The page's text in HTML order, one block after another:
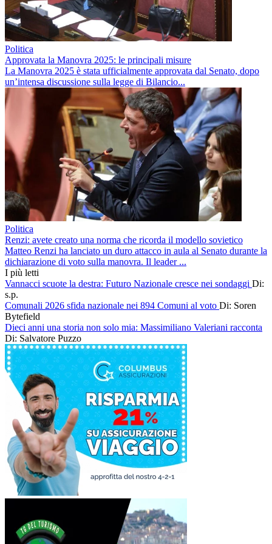
Politica
Approvata la Manovra 2025: le principali misure
La Manovra 2025 è stata ufficialmente approvata dal Senato, dopo
un’intensa discussione sulla legge di Bilancio...
Politica
Renzi: avete creato una norma che ricorda il modello sovietico
Matteo Renzi ha lanciato un duro attacco in aula al Senato durante la
dichiarazione di voto sulla manovra. Il leader ...
I più letti
Vannacci scuote la destra: Futuro Nazionale cresce nei sondaggi Di:
s.p.
Comunali 2026 sfida nazionale nei 894 Comuni al voto Di: Soren
Bytefield
Dieci anni una storia non solo mia: Massimiliano Valeriani racconta
Di: Salvatore Puzzo